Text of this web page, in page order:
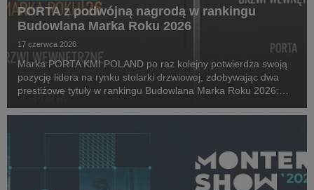
PORTA z podwójną nagrodą w rankingu
Budowlana Marka Roku 2026
17 czerwca 2026
Marka PORTA KMI POLAND po raz kolejny potwierdza swoją
pozycję lidera na rynku stolarki drzwiowej, zdobywając dwa
prestiżowe tytuły w rankingu Budowlana Marka Roku 2026:
oraz Champion Roku 2026.